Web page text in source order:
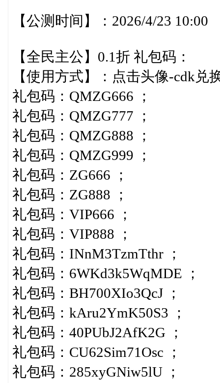
【公测时间】：2026/4/23 10:00
【全民主公】0.1折 礼包码：
【使用方式】：点击头像-cdk兑
礼包码：QMZG666 ；
礼包码：QMZG777 ；
礼包码：QMZG888 ；
礼包码：QMZG999 ；
礼包码：ZG666 ；
礼包码：ZG888 ；
礼包码：VIP666 ；
礼包码：VIP888 ；
礼包码：INnM3TzmTthr ；
礼包码：6WKd3k5WqMDE ；
礼包码：BH700XIo3QcJ ；
礼包码：kAru2YmK50S3 ；
礼包码：40PUbJ2AfK2G ；
礼包码：CU62Sim71Osc ；
礼包码：285xyGNiw5lU ；